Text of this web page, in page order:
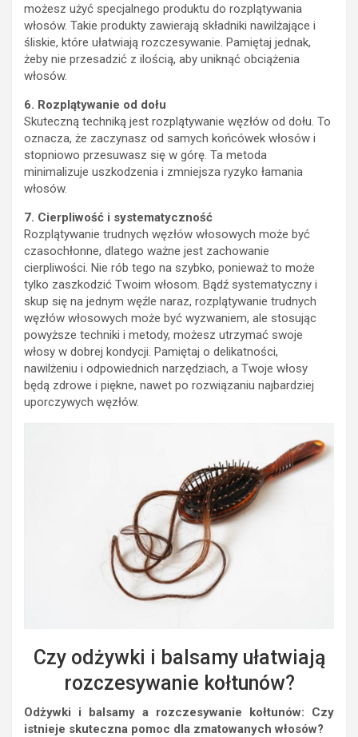
możesz użyć specjalnego produktu do rozplątywania
włosów. Takie produkty zawierają składniki nawilżające i
śliskie, które ułatwiają rozczesywanie. Pamiętaj jednak,
żeby nie przesadzić z ilością, aby uniknąć obciążenia
włosów.
6. Rozplątywanie od dołu
Skuteczną techniką jest rozplątywanie węzłów od dołu. To
oznacza, że zaczynasz od samych końcówek włosów i
stopniowo przesuwasz się w górę. Ta metoda
minimalizuje uszkodzenia i zmniejsza ryzyko łamania
włosów.
7. Cierpliwość i systematyczność
Rozplątywanie trudnych węzłów włosowych może być
czasochłonne, dlatego ważne jest zachowanie
cierpliwości. Nie rób tego na szybko, ponieważ to może
tylko zaszkodzić Twoim włosom. Bądź systematyczny i
skup się na jednym węźle naraz, rozplątywanie trudnych
węzłów włosowych może być wyzwaniem, ale stosując
powyższe techniki i metody, możesz utrzymać swoje
włosy w dobrej kondycji. Pamiętaj o delikatności,
nawilżeniu i odpowiednich narzędziach, a Twoje włosy
będą zdrowe i piękne, nawet po rozwiązaniu najbardziej
uporczywych węzłów.
Czy odżywki i balsamy ułatwiają
rozczesywanie kołtunów?
Odżywki i balsamy a rozczesywanie kołtunów: Czy
istnieje skuteczna pomoc dla zmatowanych włosów?